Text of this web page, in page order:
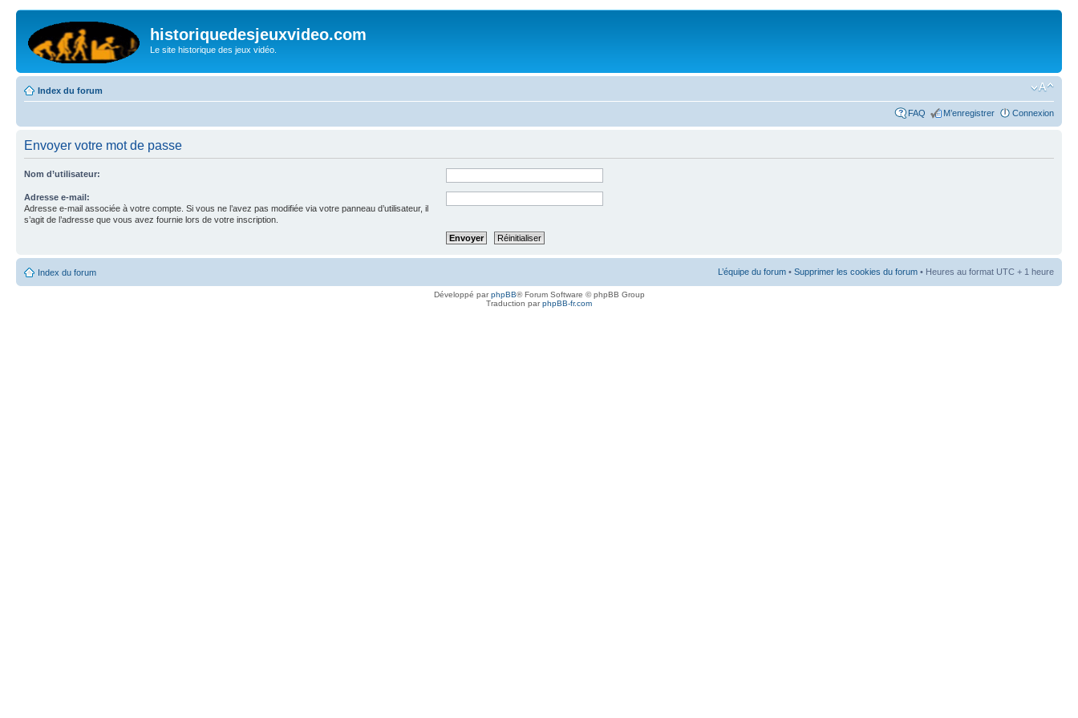
historiquedesjeuxvideo.com
Le site historique des jeux vidéo.
Index du forum
FAQ M’enregistrer Connexion
Envoyer votre mot de passe
Nom d’utilisateur:
Adresse e-mail:
Adresse e-mail associée à votre compte. Si vous ne l’avez pas modifiée via votre panneau d’utilisateur, il
s’agit de l’adresse que vous avez fournie lors de votre inscription.
Index du forum L’équipe du forum • Supprimer les cookies du forum • Heures au format UTC + 1 heure
Développé parphpBB® Forum Software © phpBB Group
Traduction parphpBB-fr.com